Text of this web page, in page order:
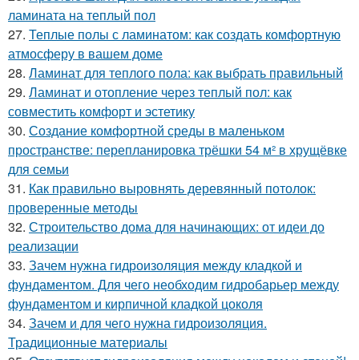
ламината на теплый пол
27. Теплые полы с ламинатом: как создать комфортную
атмосферу в вашем доме
28. Ламинат для теплого пола: как выбрать правильный
29. Ламинат и отопление через теплый пол: как
совместить комфорт и эстетику
30. Создание комфортной среды в маленьком
пространстве: перепланировка трёшки 54 м² в хрущёвке
для семьи
31. Как правильно выровнять деревянный потолок:
проверенные методы
32. Строительство дома для начинающих: от идеи до
реализации
33. Зачем нужна гидроизоляция между кладкой и
фундаментом. Для чего необходим гидробарьер между
фундаментом и кирпичной кладкой цоколя
34. Зачем и для чего нужна гидроизоляция.
Традиционные материалы